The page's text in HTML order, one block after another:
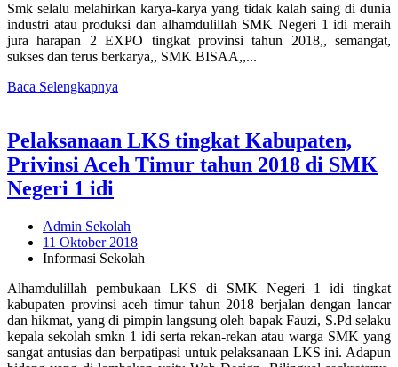
Smk selalu melahirkan karya-karya yang tidak kalah saing di dunia
industri atau produksi dan alhamdulillah SMK Negeri 1 idi meraih
jura harapan 2 EXPO tingkat provinsi tahun 2018,, semangat,
sukses dan terus berkarya,, SMK BISAA,,...
Baca Selengkapnya
Pelaksanaan LKS tingkat Kabupaten,
Privinsi Aceh Timur tahun 2018 di SMK
Negeri 1 idi
Admin Sekolah
11 Oktober 2018
Informasi Sekolah
Alhamdulillah pembukaan LKS di SMK Negeri 1 idi tingkat
kabupaten provinsi aceh timur tahun 2018 berjalan dengan lancar
dan hikmat, yang di pimpin langsung oleh bapak Fauzi, S.Pd selaku
kepala sekolah smkn 1 idi serta rekan-rekan atau warga SMK yang
sangat antusias dan berpatipasi untuk pelaksanaan LKS ini. Adapun